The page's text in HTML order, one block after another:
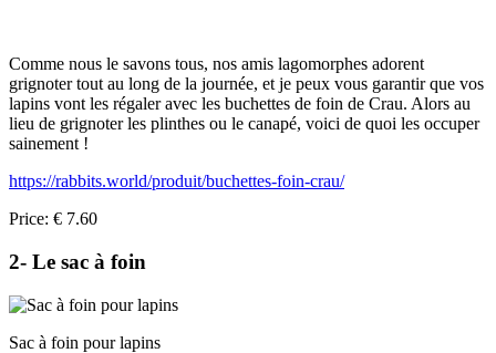
Comme nous le savons tous, nos amis lagomorphes adorent
grignoter tout au long de la journée, et je peux vous garantir que vos
lapins vont les régaler avec les buchettes de foin de Crau. Alors au
lieu de grignoter les plinthes ou le canapé, voici de quoi les occuper
sainement !
https://rabbits.world/produit/buchettes-foin-crau/
Price: € 7.60
2- Le sac à foin
Sac à foin pour lapins